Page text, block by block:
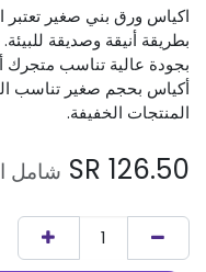
اكياس ورق بني صغير تعتبر
بطريقة أنيقة وصديقة
بجودة عالية تناسب
أكياس بحجم صغير تناسب
المنتجات الخفيفة.
126.50 شامل